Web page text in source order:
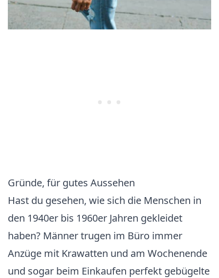
Gründe, für gutes Aussehen
Hast du gesehen, wie sich die Menschen in
den 1940er bis 1960er Jahren gekleidet
haben? Männer trugen im Büro immer
Anzüge mit Krawatten und am Wochenende
und sogar beim Einkaufen perfekt gebügelte